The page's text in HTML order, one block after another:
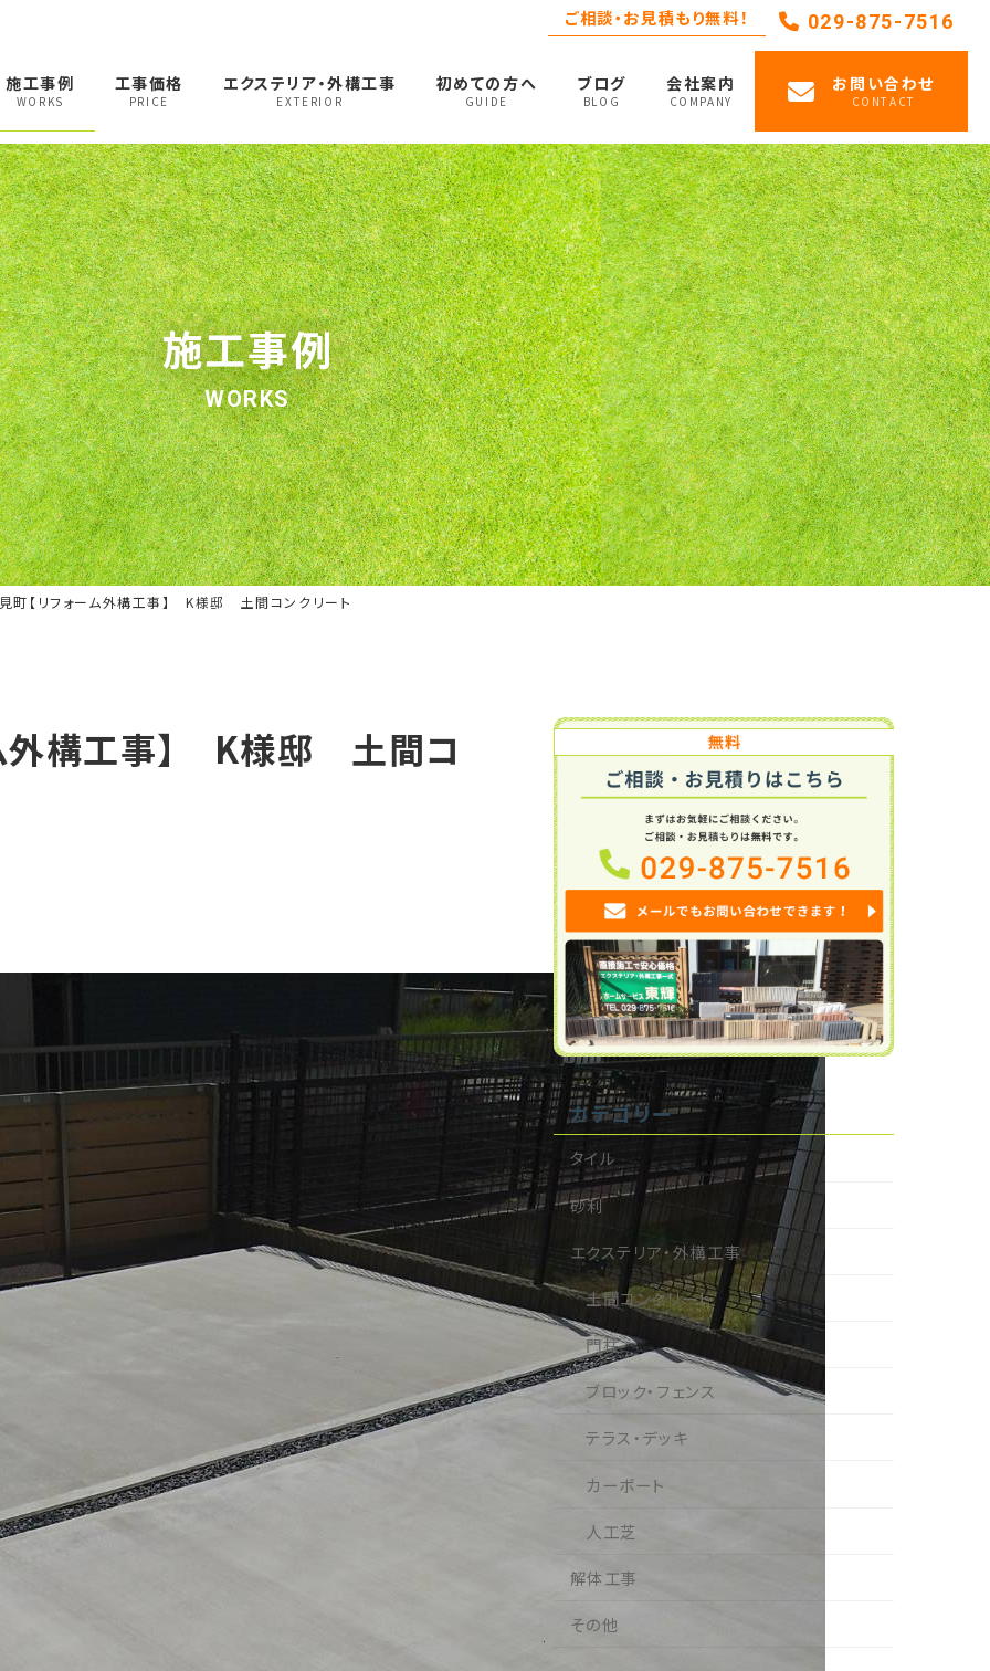
ご相談・お見積もり無料！ 029-875-7516
施工事例
WORKS
工事価格
PRICE
エクステリア・外構工事
EXTERIOR
初めての方へ
GUIDE
ブログ
BLOG
会社案内
COMPANY
お問い合わせ
CONTACT
施工事例
WORKS
町【リフォーム外構工事】 K様邸 土間コンクリート
外構工事】 K様邸 土間コ
カテゴリー
タイル
砂利
エクステリア・外構工事
土間コンクリート
門柱
ブロック・フェンス
テラス・デッキ
カーポート
人工芝
解体工事
その他